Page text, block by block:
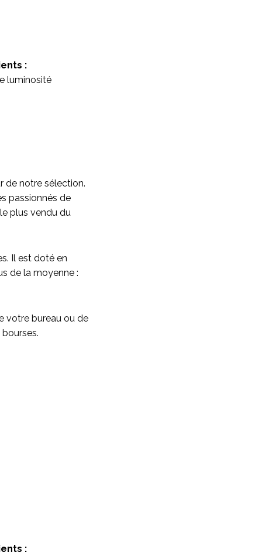
:
luminosité
de notre sélection.
passionnés de
plus vendu du
Il est doté en
de la moyenne :
votre bureau ou de
: